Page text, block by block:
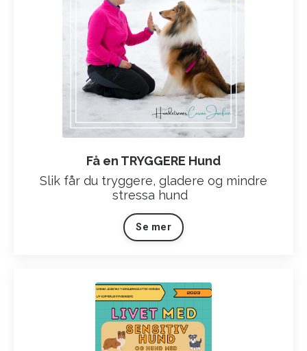
Få en TRYGGERE Hund
Slik får du tryggere, gladere og mindre
stressa hund
Se mer